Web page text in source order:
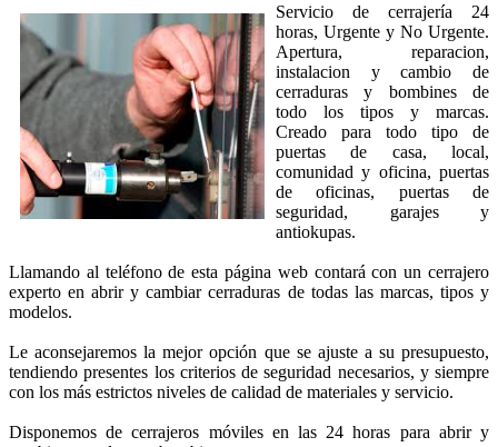
Servicio de cerrajería 24
horas, Urgente y No Urgente.
Apertura, reparacion,
instalacion y cambio de
cerraduras y bombines de
todo los tipos y marcas.
Creado para todo tipo de
puertas de casa, local,
comunidad y oficina, puertas
de oficinas, puertas de
seguridad, garajes y
antiokupas.
Llamando al teléfono de esta página web contará con un cerrajero
experto en abrir y cambiar cerraduras de todas las marcas, tipos y
modelos.
Le aconsejaremos la mejor opción que se ajuste a su presupuesto,
tendiendo presentes los criterios de seguridad necesarios, y siempre
con los más estrictos niveles de calidad de materiales y servicio.
Disponemos de cerrajeros móviles en las 24 horas para abrir y